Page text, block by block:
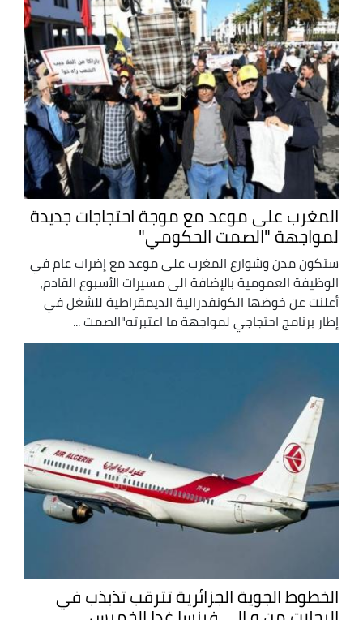
المغرب على موعد مع موجة احتجاجات جديدة
لمواجهة "الصمت الحكومي"
ستكون مدن وشوارع المغرب على موعد مع إضراب عام في
الوظيفة العمومية بالإضافة الى مسيرات الأسبوع القادم،
أعلنت عن خوضها الكونفدرالية الديمقراطية للشغل في
إطار برنامج احتجاجي لمواجهة ما اعتبرته"الصمت ...
الخطوط الجوية الجزائرية تترقب تذبذب في